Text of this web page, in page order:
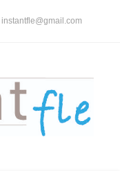
instantfle@gmail.com